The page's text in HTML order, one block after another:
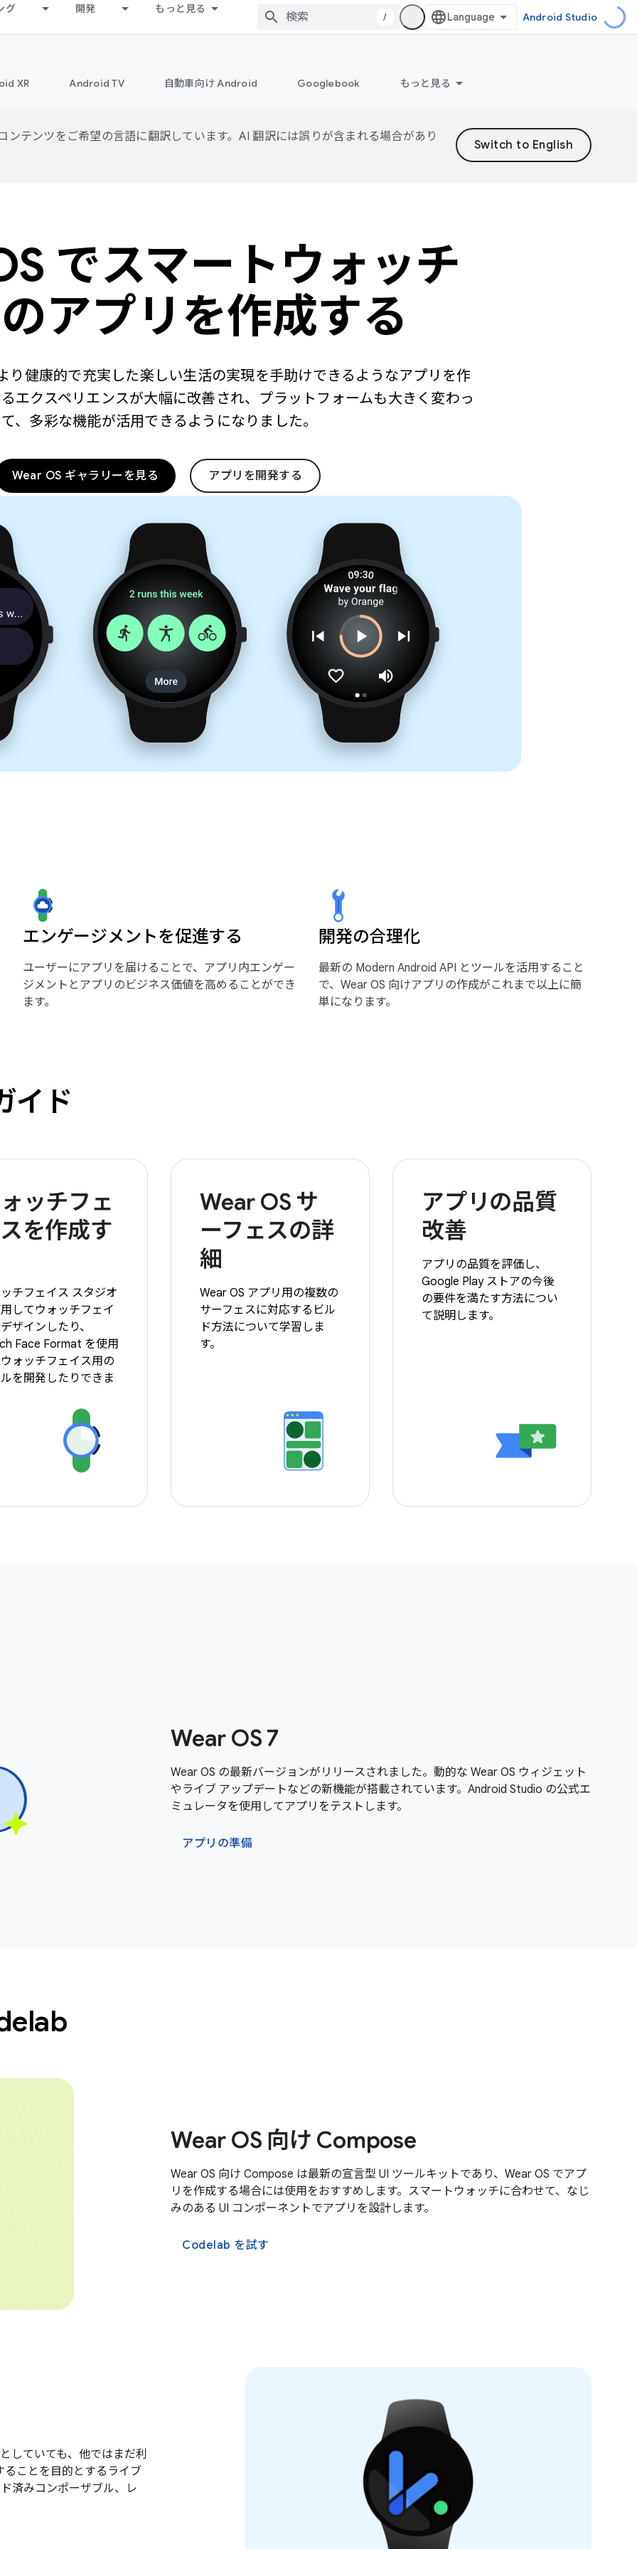
グ 開発 もっと見る
/ Android Studio
XR Android TV 自動車向け Android Googlebook もっと見る
ンテンツをご希望の言語に翻訳しています。AI 翻訳には誤りが含まれる場合があり
でスマートウォッチ
アプリを作成する
り健康的で充実した楽しい生活の実現を手助けできるようなアプリを作
エクスペリエンスが大幅に改善され、プラットフォームも大きく変わっ
て、多彩な機能が活用できるようになりました。
Wear OS ギャラリーを見る アプリを開発する
エンゲージメントを促進する
ユーザーにアプリを届けることで、アプリ内エンゲー
ジメントとアプリのビジネス価値を高めることができ
ます。
開発の合理化
最新の Modern Android API とツールを活用すること
で、Wear OS 向けアプリの作成がこれまで以上に簡
単になります。
イド
ッチフェ
を作成す
チフェイス スタジオ
してウォッチフェイ
ザインしたり、
Face Format を使用
ォッチフェイス用の
を開発したりできま
Wear OS サ
ーフェスの詳
細
Wear OS アプリ用の複数の
サーフェスに対応するビル
ド方法について学習しま
す。
アプリの品質
改善
アプリの品質を評価し、
Google Play ストアの今後
の要件を満たす方法につい
て説明します。
Wear OS 7
Wear OS の最新バージョンがリリースされました。動的な Wear OS ウィジェット
やライブ アップデートなどの新機能が搭載されています。Android Studio の公式エ
ミュレータを使用してアプリをテストします。
アプリの準備
Wear OS 向け Compose
Wear OS 向け Compose は最新の宣言型 UI ツールキットであり、Wear OS でアプ
リを作成する場合には使用をおすすめします。スマートウォッチに合わせて、なじ
みのある UI コンポーネントでアプリを設計します。
Codelab を試す
していても、他ではまだ利
ることを目的とするライブ
済みコンポーザブル、レ